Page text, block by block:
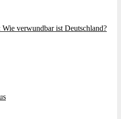
verwundbar ist Deutschland?